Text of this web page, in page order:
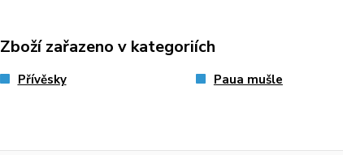
Zboží zařazeno v kategoriích
Přívěsky Paua mušle